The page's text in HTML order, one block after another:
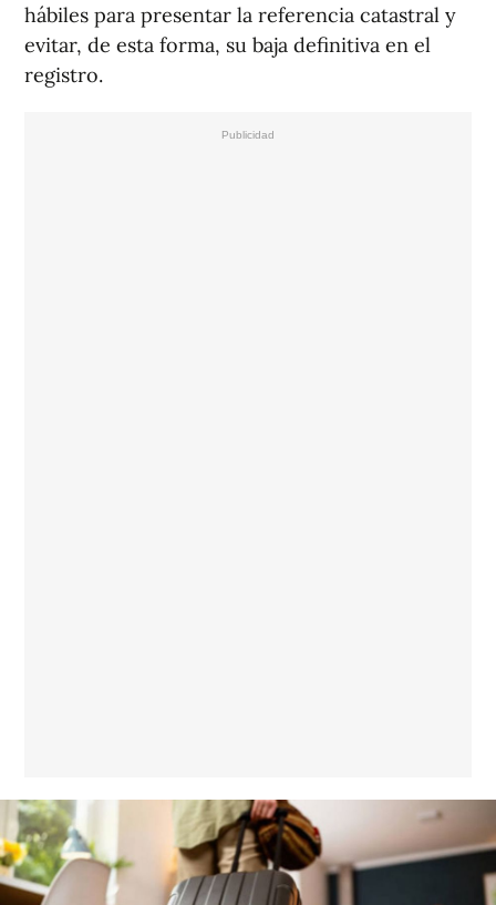
hábiles para presentar la referencia catastral y
evitar, de esta forma, su baja definitiva en el
registro.